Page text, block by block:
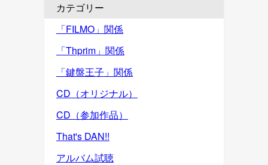
カテゴリー
「FILMO」関係
「Thprim」関係
「鍵盤王子」関係
CD（オリジナル）
CD（参加作品）
That's DAN!!
アルバム試聴